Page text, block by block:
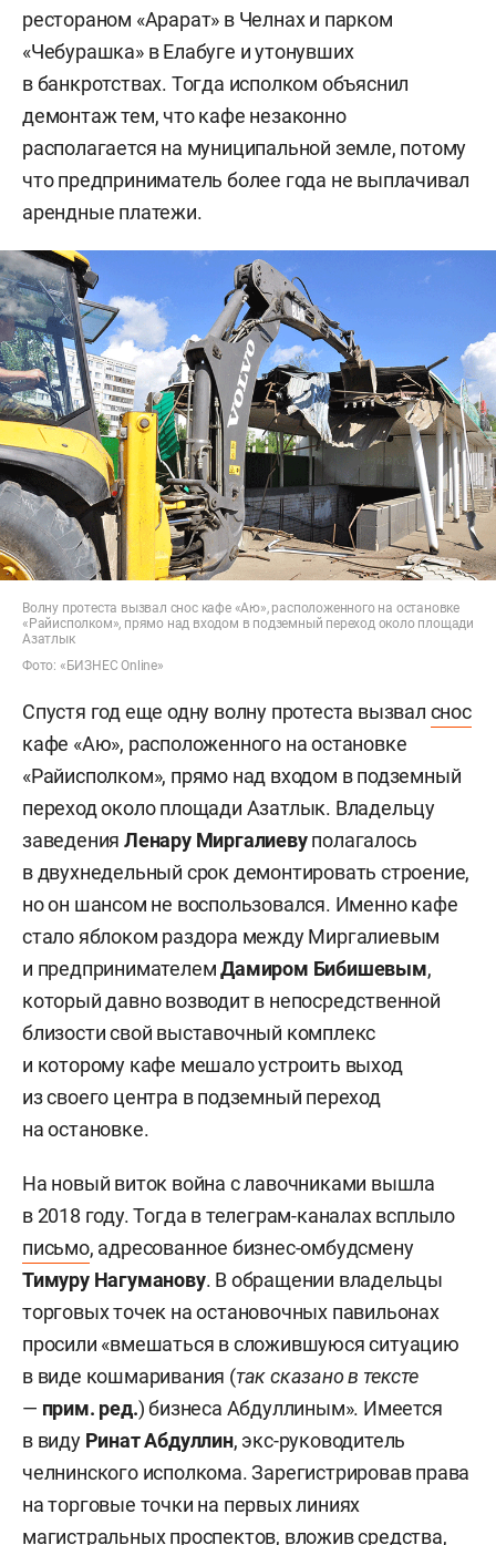
рестораном «Арарат» в Челнах и парком
«Чебурашка» в Елабуге и утонувших
в банкротствах. Тогда исполком объяснил
демонтаж тем, что кафе незаконно
располагается на муниципальной земле, потому
что предприниматель более года не выплачивал
арендные платежи.
Волну протеста вызвал снос кафе «Аю», расположенного на остановке
«Райисполком», прямо над входом в подземный переход около площади
Азатлык
Фото: «БИЗНЕС Online»
Спустя год еще одну волну протеста вызвал снос
кафе «Аю», расположенного на остановке
«Райисполком», прямо над входом в подземный
переход около площади Азатлык. Владельцу
заведенияЛенару Миргалиевуполагалось
в двухнедельный срок демонтировать строение,
но он шансом не воспользовался. Именно кафе
стало яблоком раздора между Миргалиевым
и предпринимателемДамиром Бибишевым,
который давно возводит в непосредственной
близости свой выставочный комплекс
и которому кафе мешало устроить выход
из своего центра в подземный переход
на остановке.
На новый виток война с лавочниками вышла
в 2018 году. Тогда в телеграм-каналах всплыло
письмо, адресованное бизнес-омбудсмену
Тимуру Нагуманову. В обращении владельцы
торговых точек на остановочных павильонах
просили «вмешаться в сложившуюся ситуацию
в виде кошмаривания (так сказано в тексте
— прим. ред.) бизнеса Абдуллиным». Имеется
в виду Ринат Абдуллин, экс-руководитель
челнинского исполкома. Зарегистрировав права
на торговые точки на первых линиях
магистральных проспектов, вложив средства,